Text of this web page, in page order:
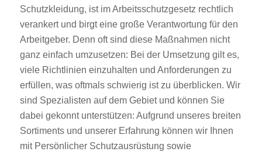
Schutzkleidung, ist im Arbeitsschutzgesetz rechtlich
verankert und birgt eine große Verantwortung für den
Arbeitgeber. Denn oft sind diese Maßnahmen nicht
ganz einfach umzusetzen: Bei der Umsetzung gilt es,
viele Richtlinien einzuhalten und Anforderungen zu
erfüllen, was oftmals schwierig ist zu überblicken. Wir
sind Spezialisten auf dem Gebiet und können Sie
dabei gekonnt unterstützen: Aufgrund unseres breiten
Sortiments und unserer Erfahrung können wir Ihnen
mit Persönlicher Schutzausrüstung sowie